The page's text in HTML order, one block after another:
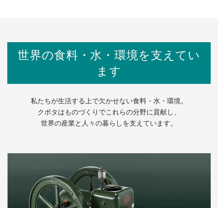
世界の食料・水・環境を支えてい
ます
私たちが生活する上で欠かせない食料・水・環境。
クボタはものづくりでこれらの分野に貢献し、
世界の産業と人々の暮らしを支えています。